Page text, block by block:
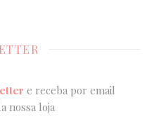
e receba por email
nossa loja